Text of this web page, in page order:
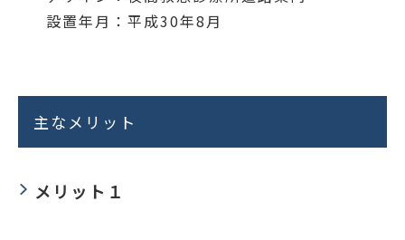
設置年月：平成30年8月
主なメリット
メリット１